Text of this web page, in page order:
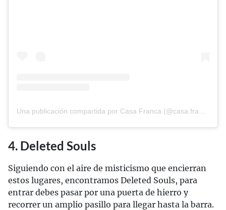
Una publicación compartida por Casa Franca (@casa.franca)
4. Deleted Souls
Siguiendo con el aire de misticismo que encierran
estos lugares, encontramos Deleted Souls, para
entrar debes pasar por una puerta de hierro y
recorrer un amplio pasillo para llegar hasta la barra.